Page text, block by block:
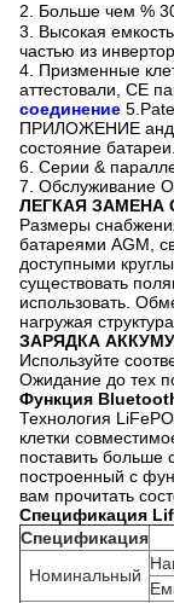
2. Больше чем %
3. Высокая
частью из
4. Призменные
аттестовали, CE
соединение
ПРИЛОЖЕНИЕ
состояние батареи.
6. Серии &
7. Обслуживание
ЛЕГКАЯ ЗАМЕНА
Размеры
батареями AGM,
доступными
существовать
использовать.
нагружая
ЗАРЯДКА
Используйте
Ожидание до тех
Функция
Технология
клетки
поставить
построенный с
вам прочитать
Спецификация
Спецификация
Номинальный